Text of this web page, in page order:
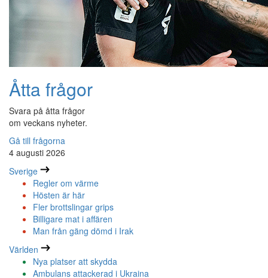
Åtta frågor
Svara på åtta frågor
om veckans nyheter.
Gå till frågorna
4 augusti 2026
Sverige
Regler om värme
Hösten är här
Fler brottslingar grips
Billigare mat i affären
Man från gäng dömd i Irak
Världen
Nya platser att skydda
Ambulans attackerad i Ukraina